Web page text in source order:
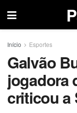
Início Esportes
Galvão
jogadora
criticou a